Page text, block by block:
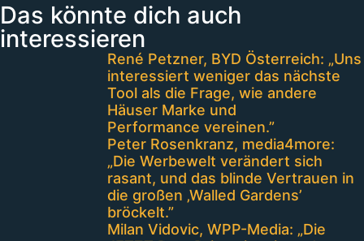
Das könnte dich auch
interessieren
René Petzner, BYD Österreich: „Uns
interessiert weniger das nächste
Tool als die Frage, wie andere
Häuser Marke und
Performance vereinen.”
Peter Rosenkranz, media4more:
„Die Werbewelt verändert sich
rasant, und das blinde Vertrauen in
die großen ‚Walled Gardens’
bröckelt.”
Milan Vidovic, WPP-Media: „Die